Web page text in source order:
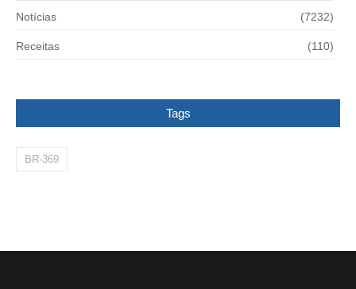
Notícias (7232)
Receitas (110)
Tags
BR-369